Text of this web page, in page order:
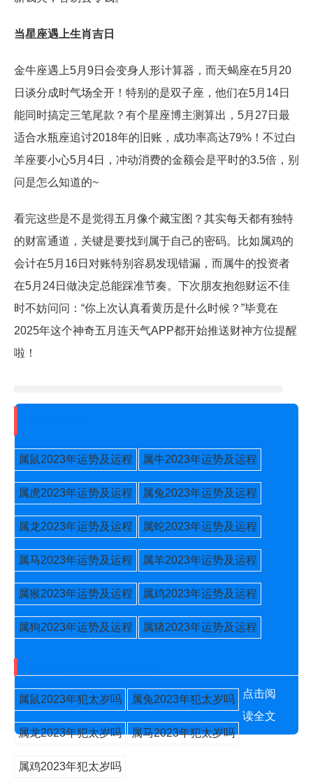
当星座遇上生肖吉日
金牛座遇上5月9日会变身人形计算器，而天蝎座在5月20
日谈分成时气场全开！特别的是双子座，他们在5月14日
能同时搞定三笔尾款？有个星座博主测算出，5月27日最
适合水瓶座追讨2018年的旧账，成功率高达79%！不过白
羊座要小心5月4日，冲动消费的金额会是平时的3.5倍，别
问是怎么知道的~
看完这些是不是觉得五月像个藏宝图？其实每天都有独特
的财富通道，关键是要找到属于自己的密码。比如属鸡的
会计在5月16日对账特别容易发现错漏，而属牛的投资者
在5月24日做决定总能踩准节奏。下次朋友抱怨财运不佳
时不妨问问：“你上次认真看黄历是什么时候？”毕竟在
2025年这个神奇五月连天气APP都开始推送财神方位提醒
啦！
属鼠2023年运势及运程 属牛2023年运势及运程
属虎2023年运势及运程 属兔2023年运势及运程
属龙2023年运势及运程 属蛇2023年运势及运程
属马2023年运势及运程 属羊2023年运势及运程
属猴2023年运势及运程 属鸡2023年运势及运程
属狗2023年运势及运程 属猪2023年运势及运程
属鼠2023年犯太岁吗 属兔2023年犯太岁吗
属龙2023年犯太岁吗 属马2023年犯太岁吗
属鸡2023年犯太岁吗
点击阅
读全文